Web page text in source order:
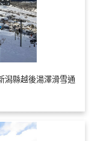
潟縣越後湯澤滑雪通